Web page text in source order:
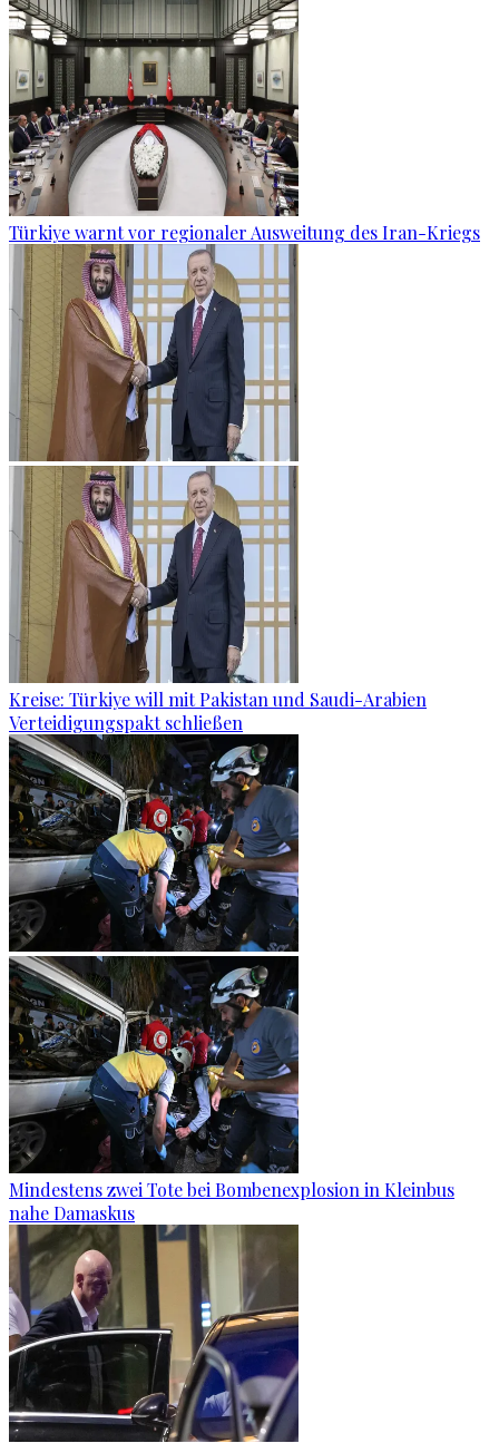
Türkiye warnt vor regionaler Ausweitung des Iran-Kriegs
Kreise: Türkiye will mit Pakistan und Saudi-Arabien
Verteidigungspakt schließen
Mindestens zwei Tote bei Bombenexplosion in Kleinbus
nahe Damaskus